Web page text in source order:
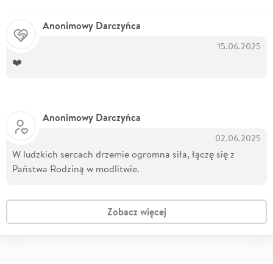
Anonimowy Darczyńca
15.06.2025
❤️
Anonimowy Darczyńca
02.06.2025
W ludzkich sercach drzemie ogromna siła, łączę się z
Państwa Rodziną w modlitwie.
Zobacz więcej